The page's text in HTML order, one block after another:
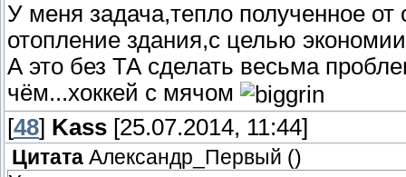
У меня задача,тепло полученное от
отопление здания,с целью
А это без ТА сделать весьма
чём...хоккей с мячом
[48] Kass [25.07.2014, 11:44]
Цитата Александр_Первый ()